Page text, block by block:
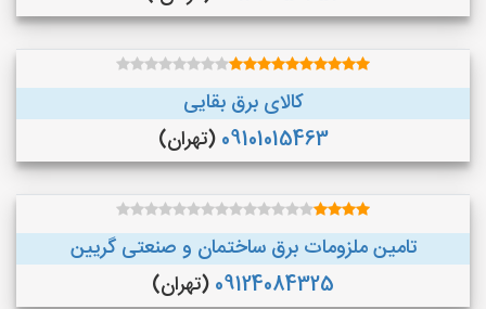
کالای برق بقایی
09101015463 (تهران)
تامین ملزومات برق ساختمان و صنعتی گریین
09124084325 (تهران)